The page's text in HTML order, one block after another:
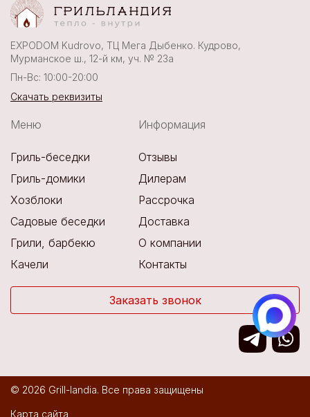
EXPODOM Kudrovo, ТЦ Мега Дыбенко. Кудрово,
Мурманское ш., 12-й км, уч. № 23а
Пн-Вс: 10:00-20:00
Скачать реквизиты
Меню
Гриль-беседки
Гриль-домики
Хозблоки
Садовые беседки
Грили, барбекю
Качели
Информация
Отзывы
Дилерам
Рассрочка
Доставка
О компании
Контакты
Заказать звонок
© 2026 Grill-landia. Все права защищены
Карта сайта